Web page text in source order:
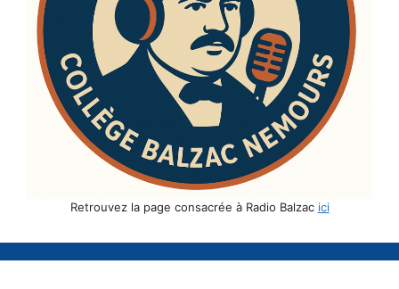
Retrouvez la page consacrée à Radio Balzac ici